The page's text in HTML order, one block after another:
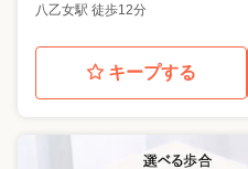
八乙女駅 徒歩12分
キープする